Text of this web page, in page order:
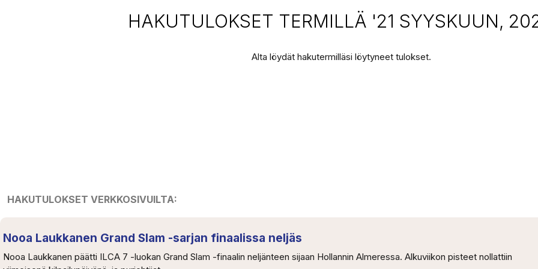
HAKUTULOKSET TERMILLÄ '21 SYYSKUUN,
Alta löydät hakutermilläsi löytyneet tulokset.
HAKUTULOKSET VERKKOSIVUILTA:
Nooa Laukkanen Grand Slam -sarjan finaalissa neljäs
Nooa Laukkanen päätti ILCA 7 -luokan Grand Slam -finaalin neljänteen sijaan Hollannin Almeressa. Alkuviikon pisteet nollattiin